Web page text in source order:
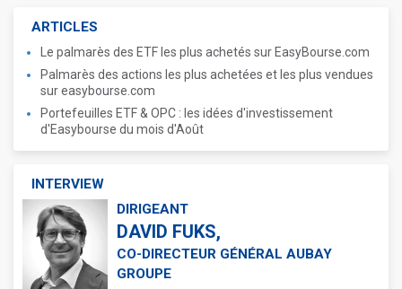
ARTICLES
Le palmarès des ETF les plus achetés sur EasyBourse.com
Palmarès des actions les plus achetées et les plus vendues
sur easybourse.com
Portefeuilles ETF & OPC : les idées d'investissement
d'Easybourse du mois d'Août
INTERVIEW
DIRIGEANT
DAVID FUKS,
CO-DIRECTEUR GÉNÉRAL AUBAY
GROUPE